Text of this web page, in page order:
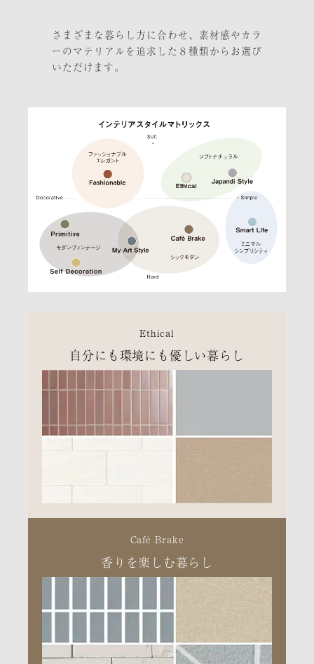
さまざまな暮らし方に合わせ、素材感やカラ
ーのマテリアルを追求した８種類からお選び
いただけます。
Ethical
自分にも環境にも優しい暮らし
Café Brake
香りを楽しむ暮らし